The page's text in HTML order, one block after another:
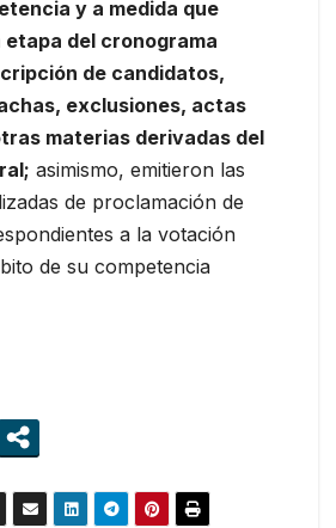
y a medida que
del cronograma
de candidatos,
exclusiones, actas
materias derivadas del
asimismo, emitieron las
de proclamación de
a la votación
de su competencia